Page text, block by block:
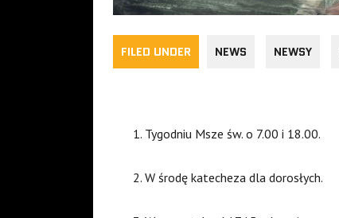
FILED UNDER NEWS NEWSY
Tygodniu Msze św. o 7.00 i 18.00.
W środę katecheza dla dorosłych.